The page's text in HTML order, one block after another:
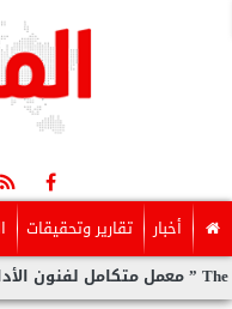
أخبار تقارير وتحقيقات